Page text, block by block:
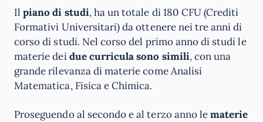
Ilpiano di studi, ha un totale di 180 CFU (Crediti
Formativi Universitari) da ottenere nei tre anni di
corso di studi. Nel corso del primo anno di studi le
materie deidue curricula sono simili, con una
grande rilevanza di materie come Analisi
Matematica, Fisica e Chimica.
Proseguendo al secondo e al terzo anno lematerie